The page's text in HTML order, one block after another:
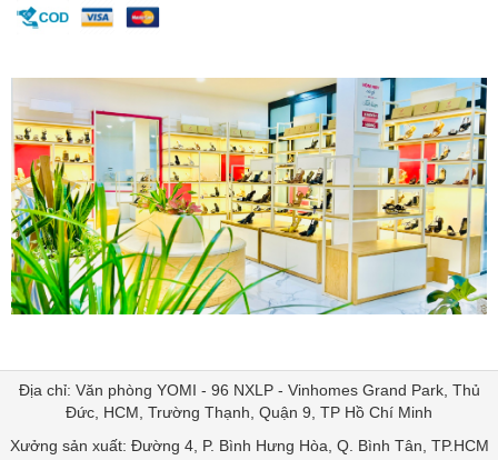
Địa chỉ: Văn phòng YOMI - 96 NXLP - Vinhomes Grand Park, Thủ
Đức, HCM, Trường Thạnh, Quận 9, TP Hồ Chí Minh
Xưởng sản xuất: Đường 4, P. Bình Hưng Hòa, Q. Bình Tân, TP.HCM